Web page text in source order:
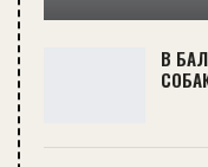
В